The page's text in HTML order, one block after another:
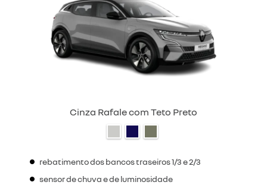
Cinza Rafale com Teto Preto
rebatimento dos bancos traseiros 1/3 e 2/3
sensor de chuva e de luminosidade